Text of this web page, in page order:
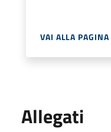
VAI ALLA PAGINA
Allegati